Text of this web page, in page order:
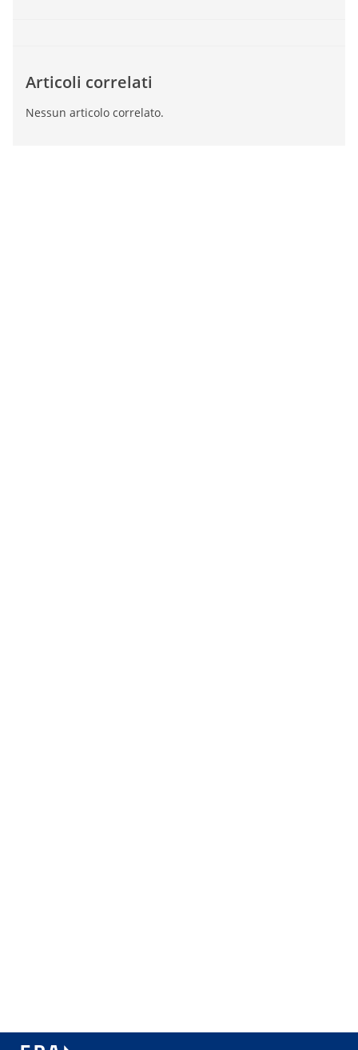
Articoli correlati
Nessun articolo correlato.